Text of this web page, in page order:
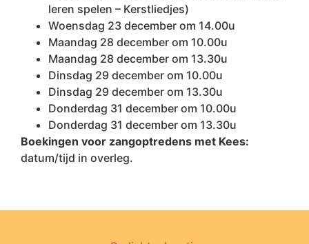
leren spelen – Kerstliedjes)
Woensdag 23 december om 14.00u
Maandag 28 december om 10.00u
Maandag 28 december om 13.30u
Dinsdag 29 december om 10.00u
Dinsdag 29 december om 13.30u
Donderdag 31 december om 10.00u
Donderdag 31 december om 13.30u
Boekingen voor zangoptredens met Kees:
datum/tijd in overleg.